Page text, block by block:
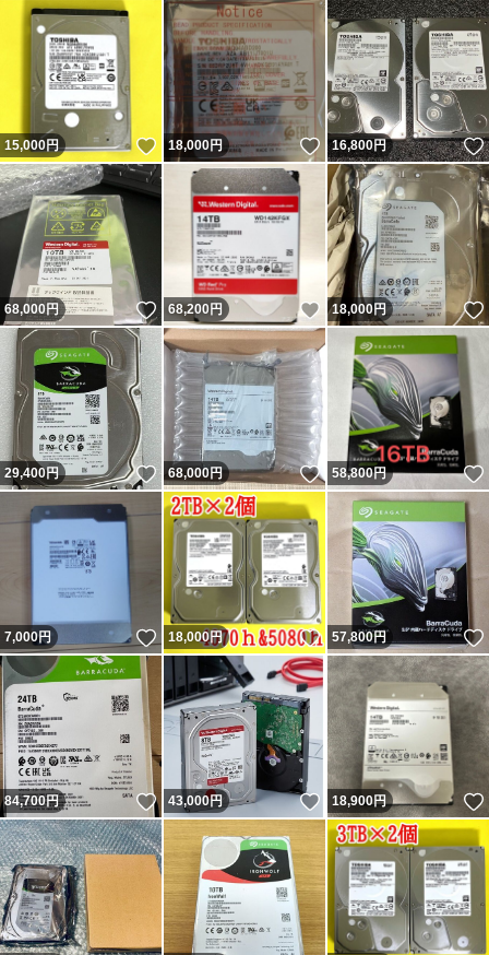
15,000円 いいね！
18,000円 いいね！
16,800円
68,000円 いいね！
68,200円 いいね！
18,000円
29,400円 いいね！
68,000円 いいね！
58,800円
7,000円 いいね！
18,000円 いいね！
57,800円
84,700円 いいね！
43,000円 いいね！
18,900円